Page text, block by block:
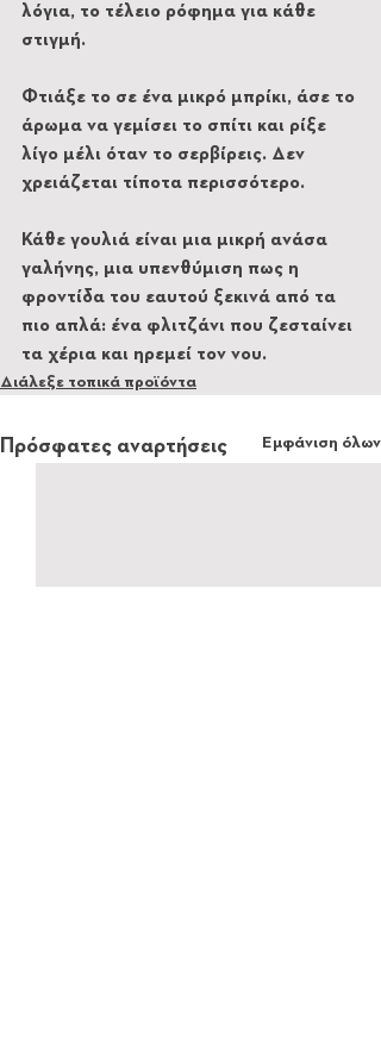
λόγια, το τέλειο ρόφημα για κάθε
στιγμή.
Φτιάξε το σε ένα μικρό μπρίκι, άσε το
άρωμα να γεμίσει το σπίτι και ρίξε
λίγο μέλι όταν το σερβίρεις. Δεν
χρειάζεται τίποτα περισσότερο.
Κάθε γουλιά είναι μια μικρή ανάσα
γαλήνης, μια υπενθύμιση πως η
φροντίδα του εαυτού ξεκινά από τα
πιο απλά: ένα φλιτζάνι που ζεσταίνει
τα χέρια και ηρεμεί τον νου.
Διάλεξε τοπικά προϊόντα
Πρόσφατες αναρτήσεις Εμφάνιση όλων